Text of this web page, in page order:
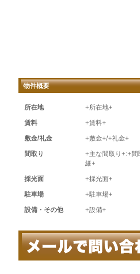
物件概要
所在地 +所在地+
賃料 +賃料+
敷金/礼金 +敷金+/+礼金+
間取り
+主な間取り+:+間
細+
採光面 +採光面+
駐車場 +駐車場+
設備・その他 +設備+